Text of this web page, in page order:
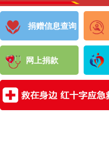
捐赠信息查询
网上捐款